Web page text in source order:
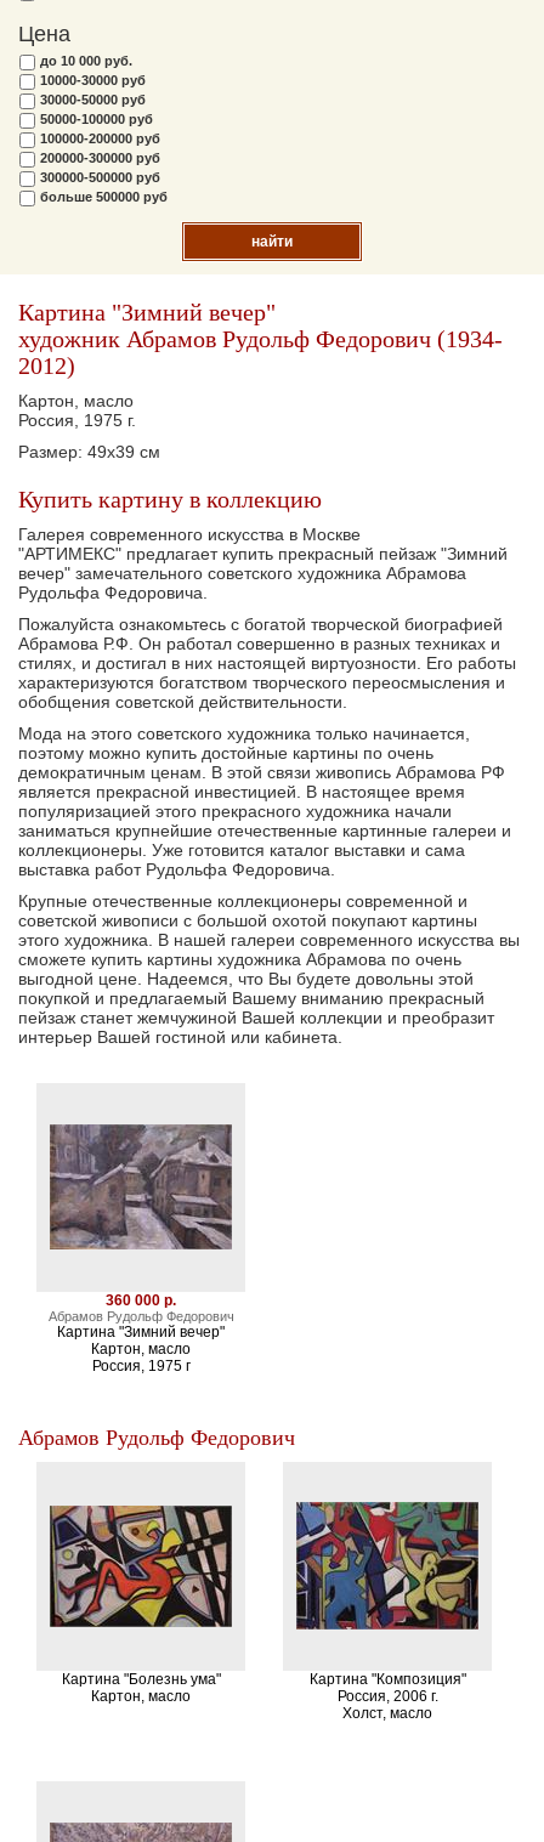
Цена
до 10 000 руб.
10000-30000 руб
30000-50000 руб
50000-100000 руб
100000-200000 руб
200000-300000 руб
300000-500000 руб
больше 500000 руб
найти
Картина "Зимний вечер"
художник Абрамов Рудольф Федорович (1934-
2012)
Картон, масло
Россия, 1975 г.
Размер: 49х39 см
Купить картину в коллекцию
Галерея современного искусства в Москве
"АРТИМЕКС" предлагает купить прекрасный пейзаж "Зимний
вечер" замечательного советского художника Абрамова
Рудольфа Федоровича.
Пожалуйста ознакомьтесь с богатой творческой биографией
Абрамова Р.Ф. Он работал совершенно в разных техниках и
стилях, и достигал в них настоящей виртуозности. Его работы
характеризуются богатством творческого переосмысления и
обобщения советской действительности.
Мода на этого советского художника только начинается,
поэтому можно купить достойные картины по очень
демократичным ценам. В этой связи живопись Абрамова РФ
является прекрасной инвестицией. В настоящее время
популяризацией этого прекрасного художника начали
заниматься крупнейшие отечественные картинные галереи и
коллекционеры. Уже готовится каталог выставки и сама
выставка работ Рудольфа Федоровича.
Крупные отечественные коллекционеры современной и
советской живописи с большой охотой покупают картины
этого художника. В нашей галереи современного искусства вы
сможете купить картины художника Абрамова по очень
выгодной цене. Надеемся, что Вы будете довольны этой
покупкой и предлагаемый Вашему вниманию прекрасный
пейзаж станет жемчужиной Вашей коллекции и преобразит
интерьер Вашей гостиной или кабинета.
360 000 р.
Абрамов Рудольф Федорович
Картина "Зимний вечер"
Картон, масло
Россия, 1975 г
Абрамов Рудольф Федорович
Картина "Болезнь ума"
Картон, масло
Картина "Композиция"
Россия, 2006 г.
Холст, масло